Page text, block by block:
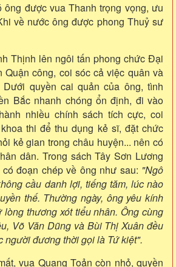
ông được vua Thanh trọng vọng, ưu
về nước ông được phong Thuỷ sư
Thịnh lên ngôi tấn phong chức Đại
công, coi sóc cả việc quân và
quyền cai quản của ông, tình
Bắc nhanh chóng ổn định, đi vào
nhiều chính sách tích cực, coi
thi để thu dụng kẻ sĩ, đặt chức
kẻ gian trong châu huyện... nên có
dân. Trong sách Tây Sơn Lương
đoạn chép về ông như sau: "Ngô
cầu danh lợi, tiếng tăm, lúc nào
thế. Thường ngày, ông yêu kính
thương xót tiểu nhân. Ông cùng
Võ Văn Dũng và Bùi Thị Xuân đều
người đương thời gọi là Tứ kiệt".
vua Quang Toản còn nhỏ, quyền